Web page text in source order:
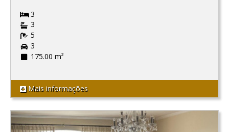
3
3
5
3
175.00 m²
Mais informações